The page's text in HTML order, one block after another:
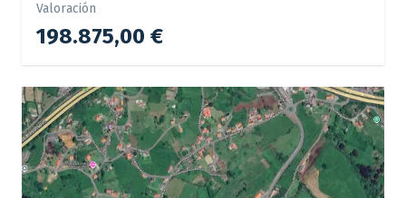
Valoración
198.875,00 €